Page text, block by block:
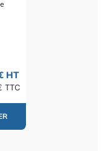
HT
TTC